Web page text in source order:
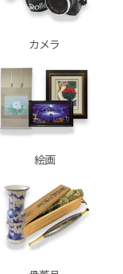
カメラ
絵画